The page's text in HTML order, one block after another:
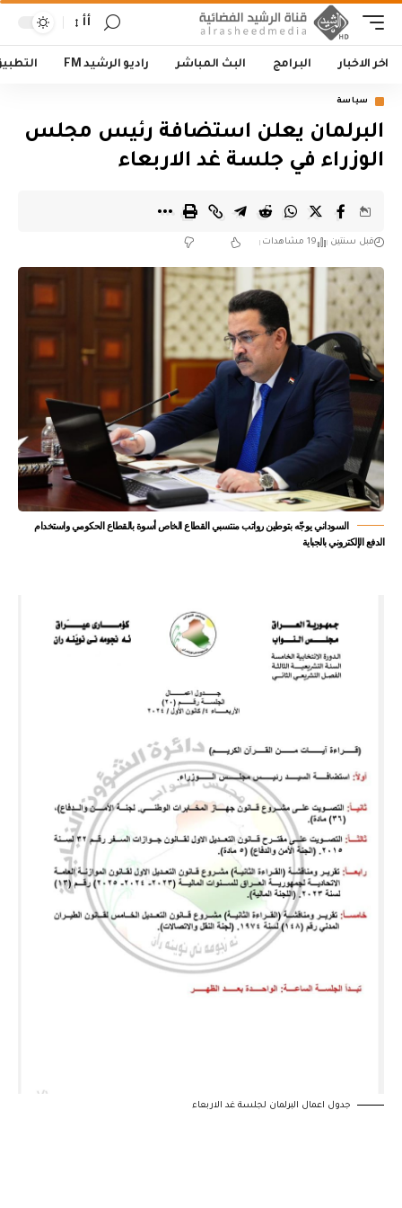
أأ
اخر الاخبار البرامج البث المباشر راديو الرشيد FM
سياسة
البرلمان يعلن استضافة رئيس مجلس
الوزراء في جلسة غد الاربعاء
قبل سنتين 19 مشاهدات
السوداني يوجّه بتوطين رواتب منتسبي القطاع الخاص أسوة بالقطاع الحكومي واستخدام
الدفع الإلكتروني بالجباية
جدول اعمال البرلمان لجلسة غد الاربعاء